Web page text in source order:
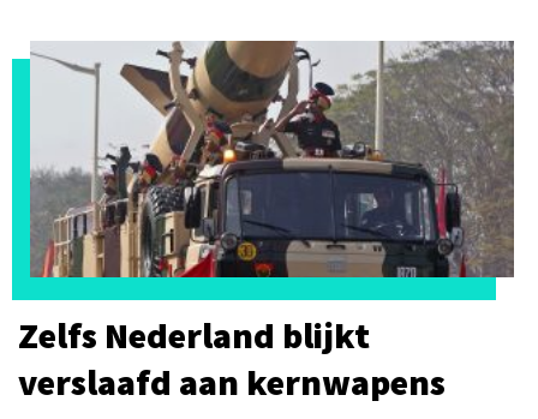
Zelfs Nederland blijkt
verslaafd aan kernwapens